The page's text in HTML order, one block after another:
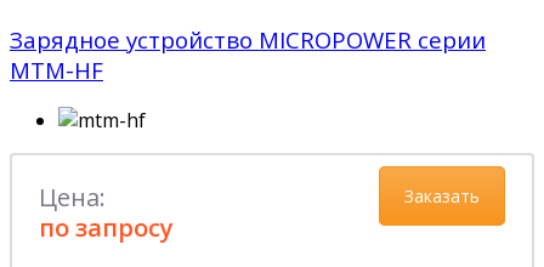
Зарядное устройство MICROPOWER серии
MTM-HF
Заказать
Цена:
по запросу